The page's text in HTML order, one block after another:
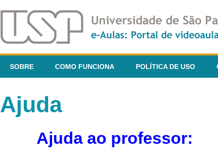
SOBRE COMO FUNCIONA POLÍTICA DE USO
Ajuda
Ajuda ao professor: